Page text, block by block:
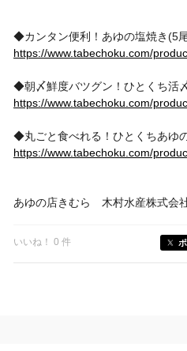
◆カンタン便利！あゆの塩焼き(5
https://www.tabechoku.com/
◆朝〆鮮度バツグン！ひとくち
https://www.tabechoku.com/
◆丸ごと食べれる！ひとくちあ
https://www.tabechoku.com/
あゆの店きむら 木村水産株式会
いいね！ 0 件